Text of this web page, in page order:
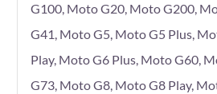
G100, Moto G20, Moto G200,
G41, Moto G5, Moto G5 Plus,
Play, Moto G6 Plus, Moto G60,
G73, Moto G8, Moto G8 Play,